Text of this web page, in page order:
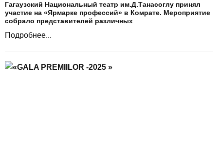
Гагаузский Национальный театр им.Д.Танасоглу принял
участие на «Ярмарке профессий» в Комрате. Мероприятие
собрало представителей различных
Подробнее...